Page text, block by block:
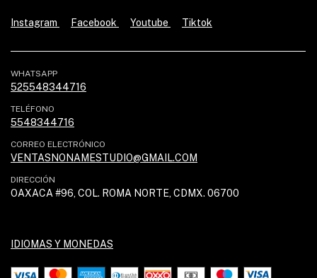
Instagram Facebook Youtube Tiktok
WHATSAPP
525548344716
TELÉFONO
5548344716
CORREO ELECTRÓNICO
VENTASNONAMESTUDIO@GMAIL.COM
DIRECCIÓN
OAXACA #96, COL. ROMA NORTE, CDMX. 06700
IDIOMAS Y MONEDAS